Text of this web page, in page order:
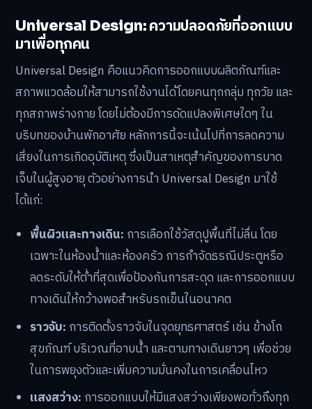
Universal Design: ความปลอดภัยที่ออกแบบ
มาเพื่อทุกคน
Universal Design คือแนวคิดการออกแบบผลิตภัณฑ์และ
สภาพแวดล้อมให้สามารถใช้งานได้โดยคนทุกกลุ่ม ทุกวัย และ
ทุกสภาพร่างกาย โดยไม่ต้องมีการดัดแปลงพิเศษใดๆ ใน
บริบทของบ้านพักอาศัย หลักการนี้จะเน้นไปที่การลดความ
เสี่ยงในการเกิดอุบัติเหตุ ซึ่งเป็นสาเหตุสำคัญของการบาด
เจ็บในผู้สูงอายุ ตัวอย่างการนำ Universal Design มาใช้
ได้แก่:
พื้นผิวและทางเดิน: การเลือกใช้วัสดุปูพื้นที่ไม่ลื่น โดย
เฉพาะในห้องน้ำและห้องครัว การกำจัดธรณีประตูหรือ
ลดระดับให้ต่ำที่สุดเพื่อป้องกันการสะดุด และการออกแบบ
ทางเดินให้กว้างพอสำหรับรถเข็นในอนาคต
ราวจับ: การติดตั้งราวจับในจุดยุทธศาสตร์ เช่น ข้างโถ
สุขภัณฑ์ บริเวณที่อาบน้ำ และตามทางเดินยาวๆ เพื่อช่วย
ในการพยุงตัวและเพิ่มความมั่นคงในการเคลื่อนไหว
แสงสว่าง: การออกแบบให้มีแสงสว่างเพียงพอทั่วถึงทุก